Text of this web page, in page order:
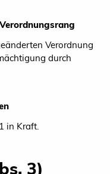
Verordnung
durch
in Kraft.
3)